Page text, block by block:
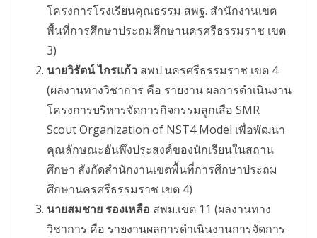
โครงการโรงเรียนคุณธรรม สพฐ. สำนักงานเขต
พื้นที่การศึกษาประถมศึกษานครศรีธรรมราช เขต
3)
นายวิรัตน์ ไกรแก้ว สพป.นครศรีธรรมราช เขต 4
(ผลงานทางวิชาการ คือ รายงาน ผลการดำเนินงาน
โครงการบริหารจัดการกิจกรรมลูกเสือ SMR
Scout Organization of NST4 Model เพื่อพัฒนา
คุณลักษณะอันพึงประสงค์ของนักเรียนในสถาน
ศึกษา สังกัดสำนักงานเขตพื้นที่การศึกษาประถม
ศึกษานครศรีธรรมราช เขต 4)
นายสมชาย รองเหลือ สพม.เขต 11 (ผลงานทาง
วิชาการ คือ รายงานผลการดำเนินงานการจัดการ